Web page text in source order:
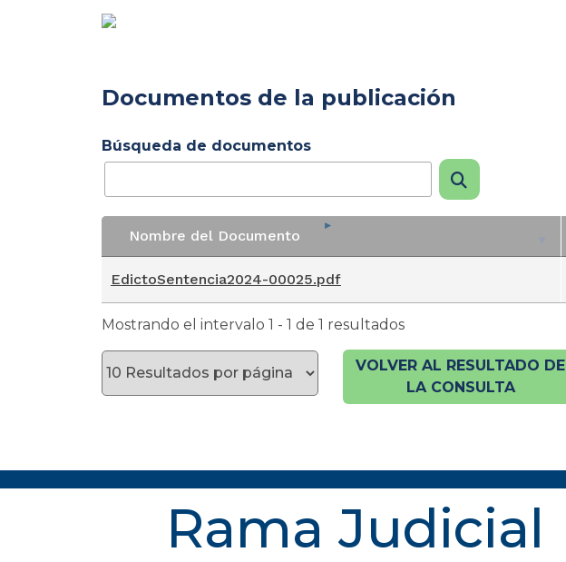
Documentos de la publicación
Búsqueda de documentos
Nombre del Documento
EdictoSentencia2024-00025.pdf
Mostrando el intervalo 1 - 1 de 1 resultados
VOLVER AL RESULTADO DE
LA CONSULTA
Rama Judicial